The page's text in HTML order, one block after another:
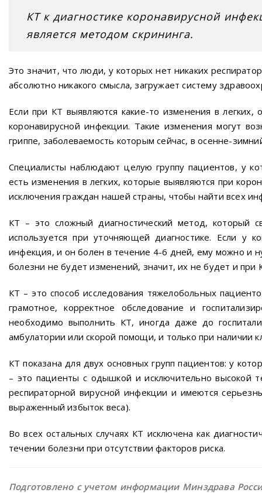
КТ к диагностике коронавирусной
является методом скрининга.
Это значит, что люди, у которых нет никаких
абсолютно никакого смысла, загружает систему
Если при КТ выявляются какие-то изменения в
коронавирусной инфекции. Такие изменения могут
гриппе, заболеваемость которым сейчас, в осенне-
Специалисты наблюдают целую группу пациентов, у
есть изменения в легких, которые выявляются при
исключения граждан нашей страны, чтобы найти всех
КТ – это сложный диагностический метод, который
используется при уточняющей диагностике. Если у
инфекция, и он болен в течение 4-6 дней, ему можно и
болезни не будет изменений, значит, их не будет и при
КТ – это способ исследования тяжелобольных
грамотное, корректное обследование и
необходимо выполнить КТ, иногда даже до
амбулатории или скорой помощи, и только при наличии
КТ показана для двух основных групп пациентов: у
– это пациенты с одышкой и исключительно высокой
респираторной вирусной инфекции и имеются
выраженный избыток веса).
Во всех остальных случаях КТ исключена как
течении болезни при отсутствии факторов риска.
Подготовлено с учетом информации Минздрава